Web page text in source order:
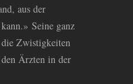
aus der
Seine ganz
Zwistigkeiten
Ärzten in der